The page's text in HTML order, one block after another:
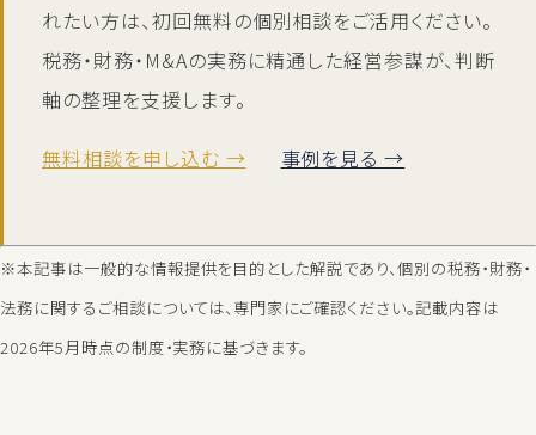
れたい方は、初回無料の個別相談をご活用ください。
税務・財務・M&Aの実務に精通した経営参謀が、判断
軸の整理を支援します。
無料相談を申し込む → 事例を見る →
※本記事は一般的な情報提供を目的とした解説であり、個別の税務・財務・
法務に関するご相談については、専門家にご確認ください。記載内容は
2026年5月時点の制度・実務に基づきます。